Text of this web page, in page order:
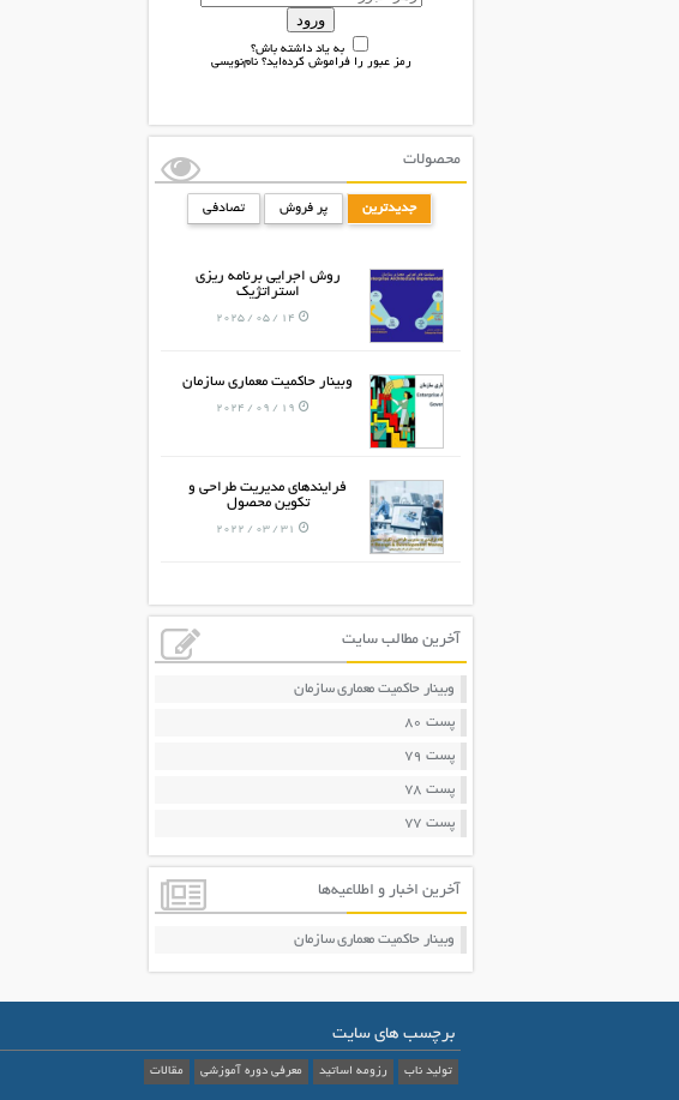
به یاد داشته باش؟
رمز عبور را فراموش کرده‌اید؟ نام‌نویسی
محصولات
جدیدترین پر فروش تصادفی
روش اجرایی برنامه ریزی
استراتژیک
14 / 05 / 2025
وبینار حاکمیت معماری سازمان
19 / 09 / 2024
فرایندهای مدیریت طراحی و
تکوین محصول
31 / 03 / 2022
آخرین مطالب سایت
وبینار حاکمیت معماری سازمان
پست 80
پست 79
پست 78
پست 77
آخرین اخبار و اطلاعیه‌ها
وبینار حاکمیت معماری سازمان
برچسب های سایت
تولید ناب رزومه اساتید معرفی دوره آموزشی مقالات